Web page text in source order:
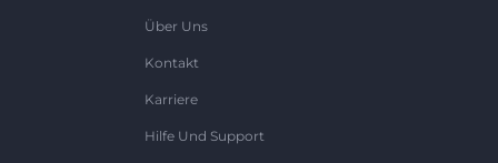
Über Uns
Kontakt
Karriere
Hilfe Und Support